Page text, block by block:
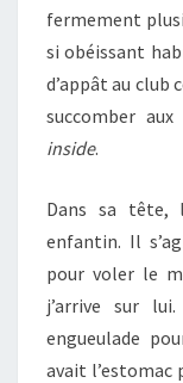
fermement
si obéissant
d’appât au club
succomber
inside.
Dans sa tête,
enfantin. Il
pour voler le
j’arrive sur
engueulade
avait l’estomac